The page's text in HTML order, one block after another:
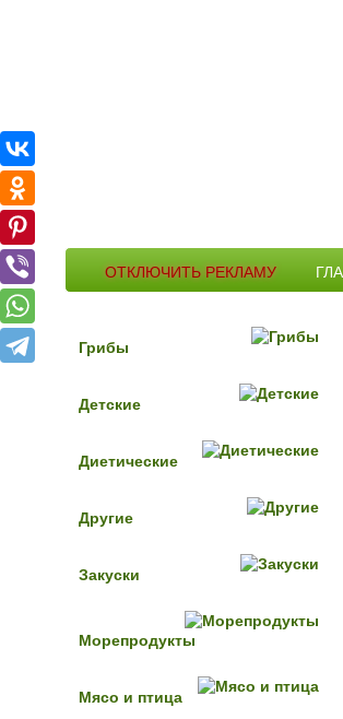
ОТКЛЮЧИТЬ РЕКЛАМУ
Грибы
Детские
Диетические
Другие
Закуски
Морепродукты
Мясо и птица